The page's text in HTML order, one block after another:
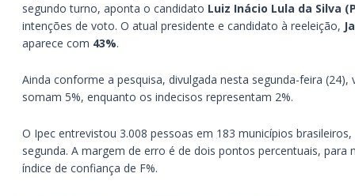
segundo turno, aponta o candidato Luiz Inácio Lula da Silva
intenções de voto. O atual presidente e candidato à reeleição,
aparece com 43%.
Ainda conforme a pesquisa, divulgada nesta segunda-feira
somam 5%, enquanto os indecisos representam 2%.
O Ipec entrevistou 3.008 pessoas em 183 municípios
segunda. A margem de erro é de dois pontos percentuais, para
índice de confiança de F%.